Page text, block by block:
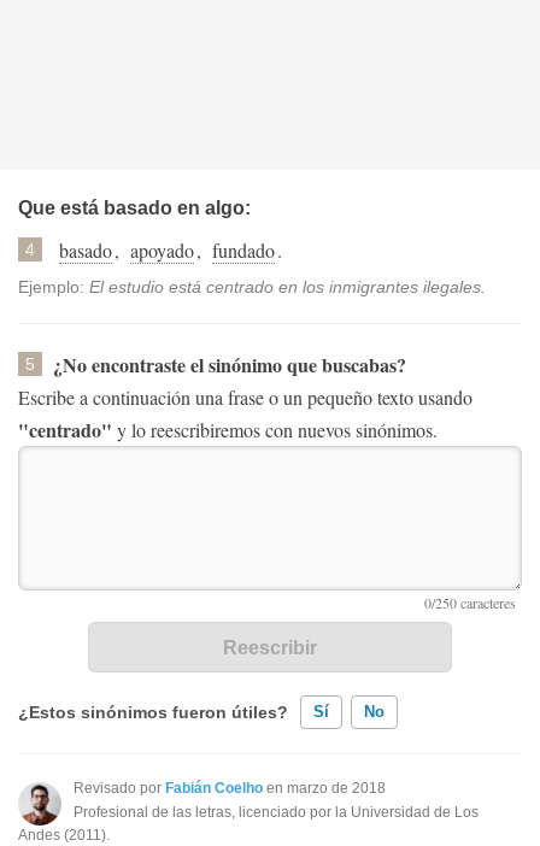
Que está basado en algo:
4 basado, apoyado, fundado.
Ejemplo: El estudio está centrado en los inmigrantes ilegales.
5 ¿No encontraste el sinónimo que buscabas?
Escribe a continuación una frase o un pequeño texto usando
"centrado" y lo reescribiremos con nuevos sinónimos.
¿Estos sinónimos fueron útiles? Sí No
Existen sinónimos incorrectos
Ninguno de los sinónimos presentados me ayudó
Revisado por Fabián Coelho en marzo de 2018
Profesional de las letras, licenciado por la Universidad de Los
Andes (2011).